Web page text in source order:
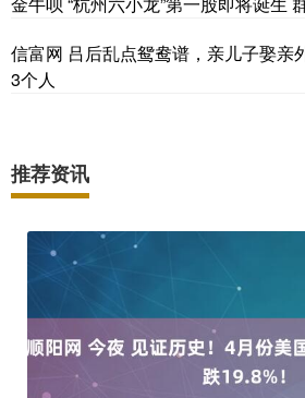
信富网 吕后乱点鸳鸯谱，亲儿子娶亲
3个人
推荐资讯